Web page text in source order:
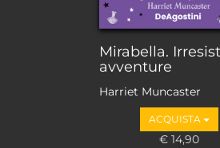
Mirabella.
avventure
Harriet Muncaster
ACQUISTA
€ 14,90